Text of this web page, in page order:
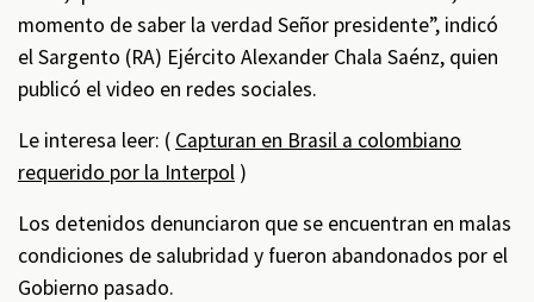
momento de saber la verdad Señor presidente”, indicó
el Sargento (RA) Ejército Alexander Chala Saénz, quien
publicó el video en redes sociales.
Le interesa leer: ( Capturan en Brasil a colombiano
requerido por la Interpol )
Los detenidos denunciaron que se encuentran en malas
condiciones de salubridad y fueron abandonados por el
Gobierno pasado.